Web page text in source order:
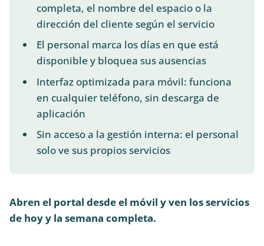
completa, el nombre del espacio o la
dirección del cliente según el servicio
El personal marca los días en que está
disponible y bloquea sus ausencias
Interfaz optimizada para móvil: funciona
en cualquier teléfono, sin descarga de
aplicación
Sin acceso a la gestión interna: el personal
solo ve sus propios servicios
Abren el portal desde el móvil y ven los servicios
de hoy y la semana completa.